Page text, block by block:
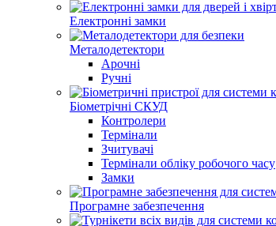
Електронні замки
Металодетектори
Арочні
Ручні
Біометрічні СКУД
Контролери
Термінали
Зчитувачі
Термінали обліку робочого часу
Замки
Програмне забезпечення